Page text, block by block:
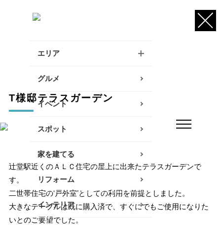
エリア
逗子・葉山・三浦エリア
鎌倉・大船エリア
平塚エリア
大磯・二宮エリア
小田原エリア
グルメ
イベント
スポット
家を建てる
リフォーム
インテリア
T様邸テラスガーデン
辻堂駅近くのＡＬＣ住宅の屋上に出来たテラスガーデンで
す。
二世帯住宅の‘戸外室’としての利用を前提としました。
大きなテーブルは既に購入済で、すぐにでもご使用になりた
いとのご要望でした。